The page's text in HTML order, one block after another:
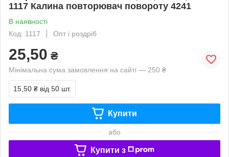
1117 Калина повторювач повороту 4241
В наявності
Код: 1117
Опт і роздріб
25,50 ₴
Мінімальна сума замовлення на сайті — 250 ₴
15,50 ₴ від 50 шт.
Купити
або
Купити з